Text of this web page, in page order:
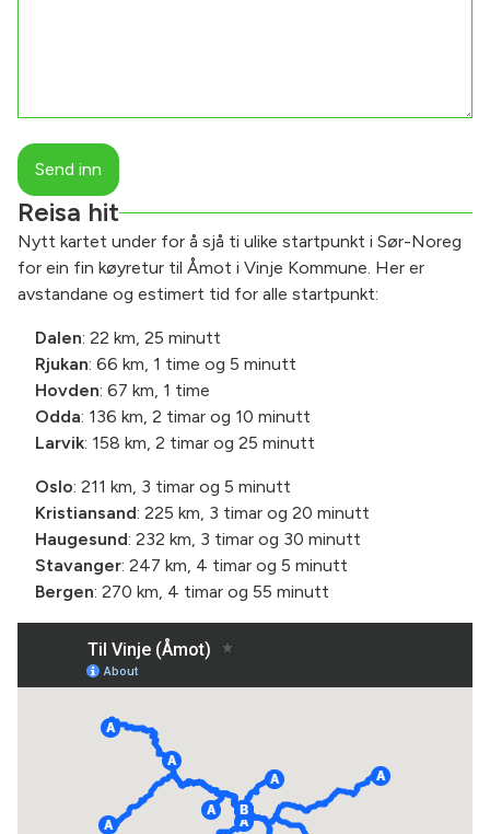
Send inn
Reisa hit
Nytt kartet under for å sjå ti ulike startpunkt i Sør-Noreg
for ein fin køyretur til Åmot i Vinje Kommune. Her er
avstandane og estimert tid for alle startpunkt:
Dalen: 22 km, 25 minutt
Rjukan: 66 km, 1 time og 5 minutt
Hovden: 67 km, 1 time
Odda: 136 km, 2 timar og 10 minutt
Larvik: 158 km, 2 timar og 25 minutt
Oslo: 211 km, 3 timar og 5 minutt
Kristiansand: 225 km, 3 timar og 20 minutt
Haugesund: 232 km, 3 timar og 30 minutt
Stavanger: 247 km, 4 timar og 5 minutt
Bergen: 270 km, 4 timar og 55 minutt